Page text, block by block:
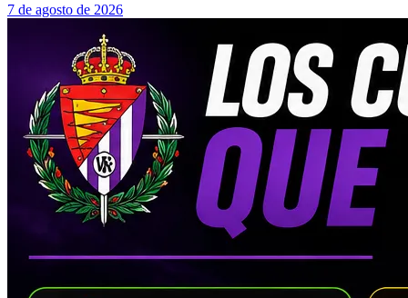
7 de agosto de 2026